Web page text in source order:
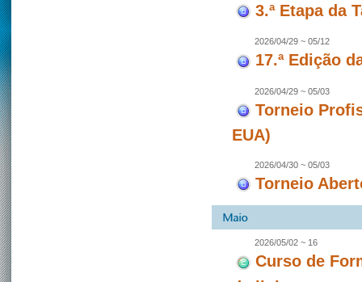
3.ª Etapa da
2026/04/29 ~ 05/12
17.ª Edição
2026/04/29 ~ 05/03
Torneio
EUA)
2026/04/30 ~ 05/03
Torneio
2026/05/02 ~ 16
Curso de